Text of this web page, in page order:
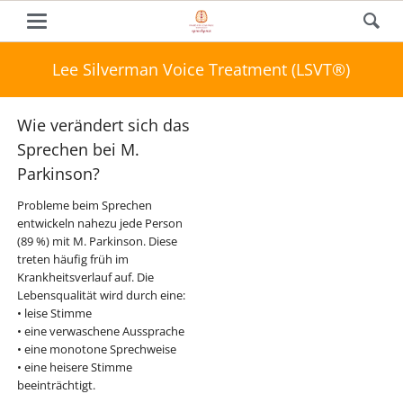
Lee Silverman Voice Treatment (LSVT®)
Wie verändert sich das
Sprechen bei M.
Parkinson?
Probleme beim Sprechen
entwickeln nahezu jede Person
(89 %) mit M. Parkinson. Diese
treten häufig früh im
Krankheitsverlauf auf. Die
Lebensqualität wird durch eine:
• leise Stimme
• eine verwaschene Aussprache
• eine monotone Sprechweise
• eine heisere Stimme
beeinträchtigt.